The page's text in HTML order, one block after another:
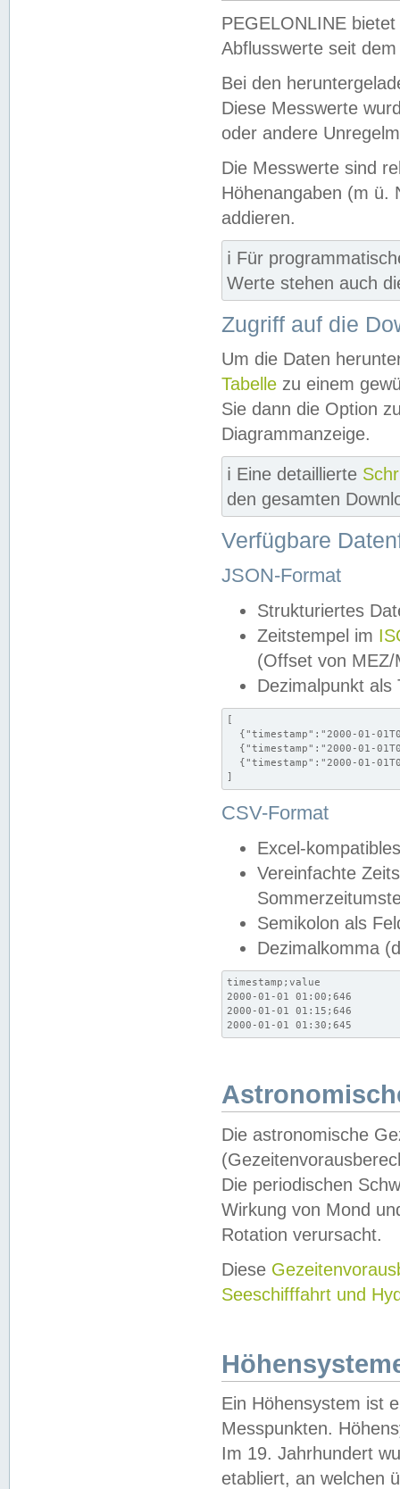
PEGELONLINE
Abflusswerte seit
Bei den
Diese Messwerte
oder andere
Die Messwerte sind
Höhenangaben (m ü.
addieren.
ℹ️ Für
Werte stehen auch
Zugriff auf die
Um die Daten
Tabelle zu einem
Sie dann die Option
Diagrammanzeige.
ℹ️ Eine detaillierte
den gesamten
Verfügbare
JSON-Format
Strukturiertes
Zeitstempel im
(Offset von MEZ/
Dezimalpunkt als
[
{"timestamp":"2000-01-
{"timestamp":"2000-01-
{"timestamp":"2000-01-
]
CSV-Format
Excel-
Vereinfachte
Semikolon als
Dezimalkomma
timestamp;value
2000-01-01 01:00;646
2000-01-01 01:15;646
2000-01-01 01:30;645
Die astronomische
Die periodischen
Wirkung von Mond
Rotation verursacht.
Diese
Seeschifffahrt und
Ein Höhensystem ist
Messpunkten.
Im 19. Jahrhundert
etabliert, an welchen